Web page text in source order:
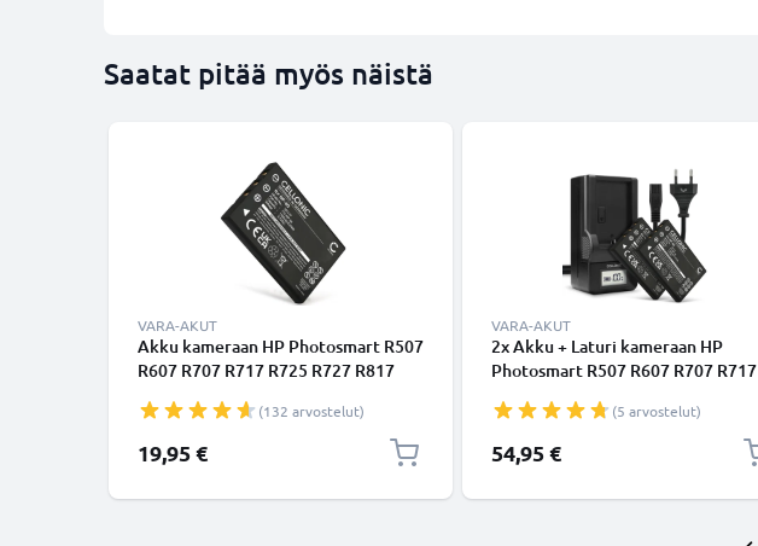
Saatat pitää myös näistä
VARA-AKUT
Akku kameraan HP Photosmart R507
R607 R707 R717 R725 R727 R817
L1812A L1812B NP-60 R07
(1180mAh, 3.7V) tuotemerkiltä
CELLONIC
(132 arvostelut)
19,95 €
VARA-AKUT
2x Akku + Laturi kameraan HP
Photosmart R507 R607 R707 R717
R847 R926 R927 - L1812A L1812B
NP-60 R07 (1180mAh, 3.7V)
tuotemerkiltä CELLONIC
(5 arvostelut)
54,95 €